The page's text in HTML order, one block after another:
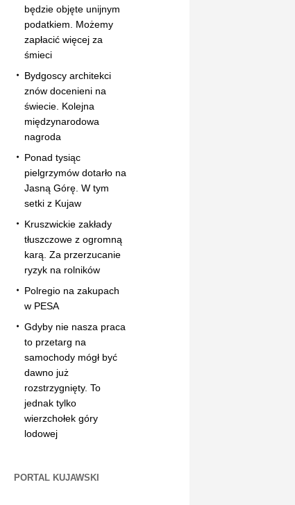
będzie objęte unijnym
podatkiem. Możemy
zapłacić więcej za
śmieci
Bydgoscy architekci
znów docenieni na
świecie. Kolejna
międzynarodowa
nagroda
Ponad tysiąc
pielgrzymów dotarło na
Jasną Górę. W tym
setki z Kujaw
Kruszwickie zakłady
tłuszczowe z ogromną
karą. Za przerzucanie
ryzyk na rolników
Polregio na zakupach
w PESA
Gdyby nie nasza praca
to przetarg na
samochody mógł być
dawno już
rozstrzygnięty. To
jednak tylko
wierzchołek góry
lodowej
PORTAL KUJAWSKI